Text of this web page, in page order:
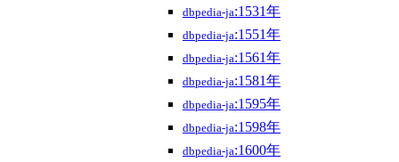
dbpedia-ja:1531年
dbpedia-ja:1551年
dbpedia-ja:1561年
dbpedia-ja:1581年
dbpedia-ja:1595年
dbpedia-ja:1598年
dbpedia-ja:1600年